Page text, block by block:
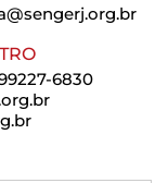
6830